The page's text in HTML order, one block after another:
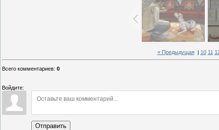
« Предыдущая| 10 11
Всего комментариев: 0
Войдите:
Отправить